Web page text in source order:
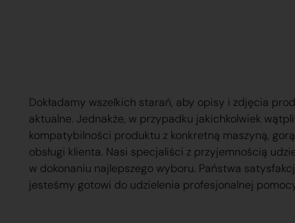
Dokładamy wszelkich starań, aby opisy i zdjęcia
aktualne. Jednakże, w przypadku jakichkolwiek
kompatybilności produktu z konkretną maszyną,
obsługi klienta. Nasi specjaliści z przyjemnością
w dokonaniu najlepszego wyboru. Państwa
jesteśmy gotowi do udzielenia profesjonalnej